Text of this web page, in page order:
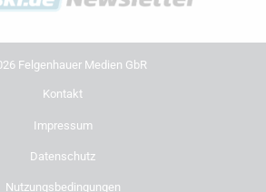
Felgenhauer Medien GbR
Kontakt
Impressum
Datenschutz
Nutzungsbedingungen